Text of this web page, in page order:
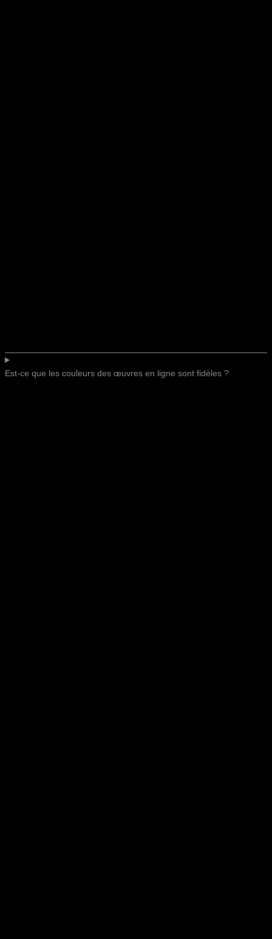
Est-ce que les couleurs des œuvres en ligne sont fidèles ?